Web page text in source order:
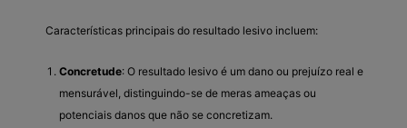
Características principais do resultado lesivo incluem:
Concretude: O resultado lesivo é um dano ou prejuízo real e
mensurável, distinguindo-se de meras ameaças ou
potenciais danos que não se concretizam.